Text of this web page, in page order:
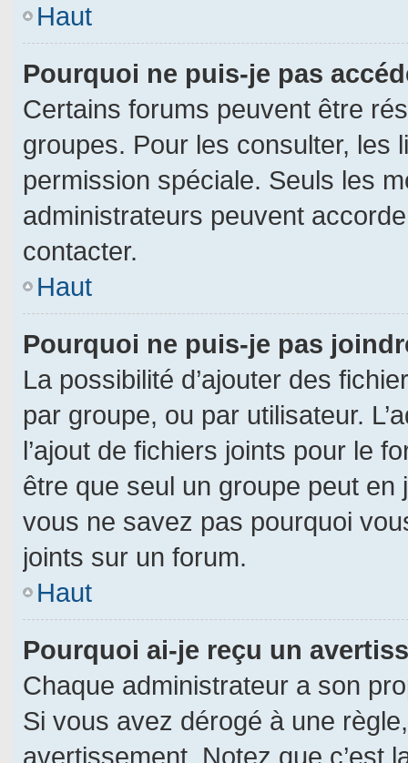
Haut
Pourquoi ne puis-je pas
Certains forums peuvent être
groupes. Pour les consulter, les
permission spéciale. Seuls les
administrateurs peuvent
contacter.
Haut
Pourquoi ne puis-je pas
La possibilité d’ajouter des
par groupe, ou par utilisateur.
l’ajout de fichiers joints pour le
être que seul un groupe peut en
vous ne savez pas pourquoi
joints sur un forum.
Haut
Pourquoi ai-je reçu un
Chaque administrateur a son
Si vous avez dérogé à une
avertissement. Notez que c’est